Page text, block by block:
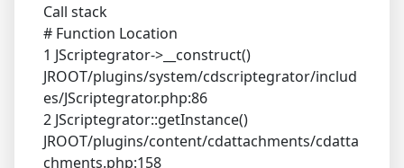
Call stack
# Function Location
1 JScriptegrator->__construct()
JROOT/plugins/system/cdscriptegrator/includ
es/JScriptegrator.php:86
2 JScriptegrator::getInstance()
JROOT/plugins/content/cdattachments/cdatta
chments.php:158